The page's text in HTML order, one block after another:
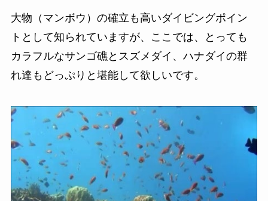
大物（マンボウ）の確立も高いダイビングポイン
トとして知られていますが、ここでは、とっても
カラフルなサンゴ礁とスズメダイ、ハナダイの群
れ達もどっぷりと堪能して欲しいです。